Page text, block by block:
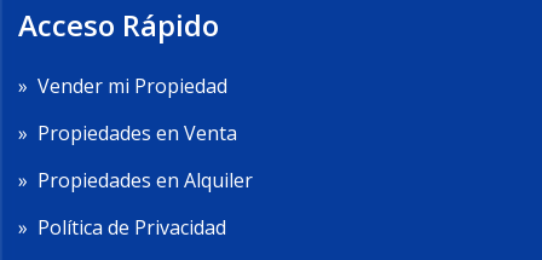
Acceso Rápido
» Vender mi Propiedad
» Propiedades en Venta
» Propiedades en Alquiler
» Política de Privacidad